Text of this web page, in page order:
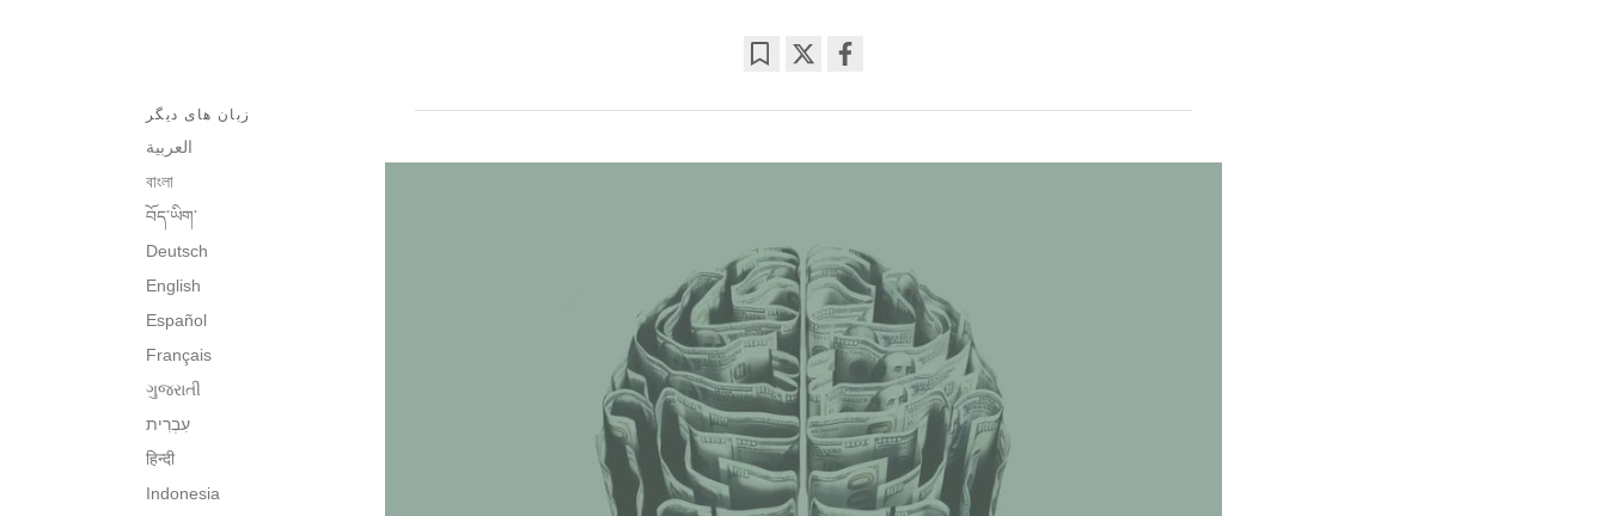
on
زبان های دیگر
العربية
বাংলা
བོད་ཡིག་
Deutsch
English
Español
Français
ગુજરાતી
עִבְרִית‎
हिन्दी
Indonesia